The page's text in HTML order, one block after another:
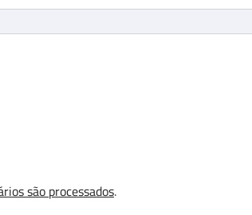
são processados.